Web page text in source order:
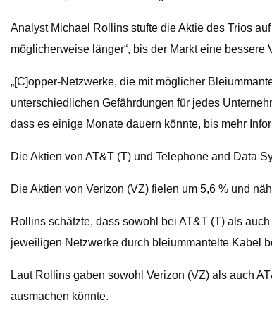
Analyst Michael Rollins stufte die Aktie des Trios
möglicherweise länger“, bis der Markt eine
„[C]opper-Netzwerke, die mit möglicher
unterschiedlichen Gefährdungen für jedes
dass es einige Monate dauern könnte, bis mehr
Die Aktien von AT&T (T) und Telephone and Data
Die Aktien von Verizon (VZ) fielen um 5,6 % und
Rollins schätzte, dass sowohl bei AT&T (T) als
jeweiligen Netzwerke durch bleiummantelte Kabel
Laut Rollins gaben sowohl Verizon (VZ) als auch
ausmachen könnte.